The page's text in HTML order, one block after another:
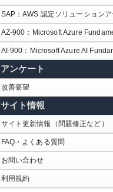
SAP：AWS 認定ソリューションアーキ
AZ-900：Microsoft Azure
AI-900：Microsoft Azure AI
アンケート
改善要望
サイト情報
サイト更新情報（問題修正など）
FAQ・よくある質問
お問い合わせ
利用規約